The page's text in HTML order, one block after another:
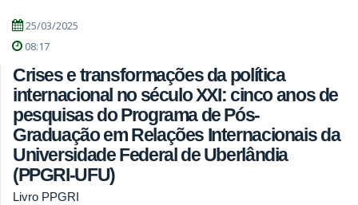
25/03/2025
08:17
Crises e transformações da política
internacional no século XXI: cinco anos de
pesquisas do Programa de Pós-
Graduação em Relações Internacionais da
Universidade Federal de Uberlândia
(PPGRI-UFU)
Livro PPGRI